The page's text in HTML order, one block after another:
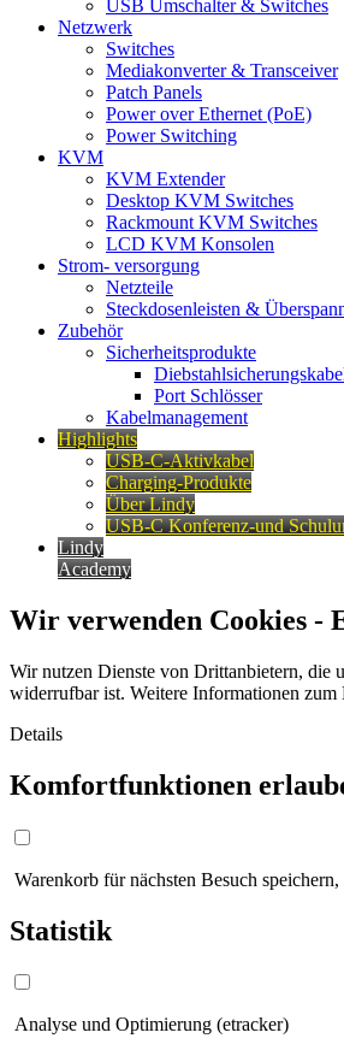
USB Umschalter & Switches
Netzwerk
Switches
Mediakonverter & Transceiver
Patch Panels
Power over Ethernet (PoE)
Power Switching
KVM
KVM Extender
Desktop KVM Switches
Rackmount KVM Switches
LCD KVM Konsolen
Strom- versorgung
Netzteile
Steckdosenleisten &
Zubehör
Sicherheitsprodukte
Port Schlösser
Kabelmanagement
Highlights
USB-C-Aktivkabel
Charging-Produkte
Über Lindy
USB-C Konferenz-und
Lindy
Academy
Wir verwenden Cookies -
Wir nutzen Dienste von Drittanbietern, die
widerrufbar ist. Weitere Informationen zum
Details
Komfortfunktionen
Warenkorb für nächsten Besuch
Statistik
Analyse und Optimierung (etracker)